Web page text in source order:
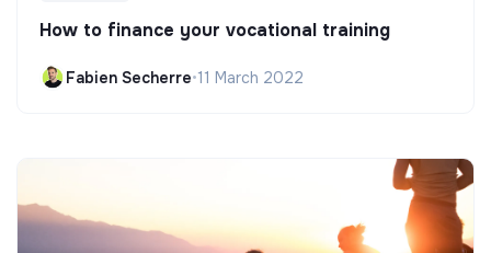
How to finance your vocational training
Fabien Secherre•11 March 2022